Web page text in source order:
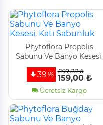
Phytoflora Propolis
Sabunu Ve Banyo Kesesi,
Katı Sabunluk
39% 259,00 ₺
159,00 ₺
Ücretsiz Kargo